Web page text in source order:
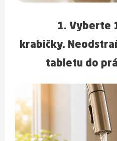
1. Vyberte
krabičky.
tabletu do